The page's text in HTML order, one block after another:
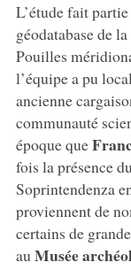
L’étude fait
géodatabase de
Pouilles
l’équipe a pu
ancienne
communauté
époque que
fois la présence
Soprintendenza
proviennent de
certains de
auMusée